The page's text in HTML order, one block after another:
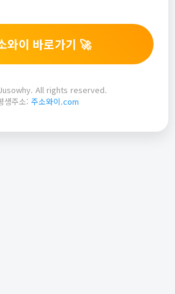
와이 바로가기 🚀
All rights reserved.
생주소: 주소와이.com